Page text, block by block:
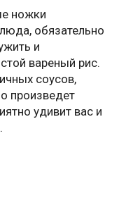
ножки
обязательно
и
вареный рис.
соусов,
произведет
удивит вас и